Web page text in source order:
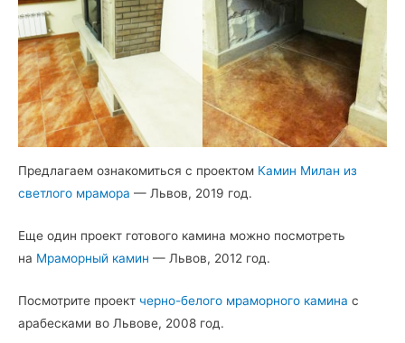
Предлагаем ознакомиться с проектом Камин Милан из
светлого мрамора — Львов, 2019 год.
Еще один проект готового камина можно посмотреть
на Мраморный камин — Львов, 2012 год.
Посмотрите проект черно-белого мраморного камина с
арабесками во Львове, 2008 год.